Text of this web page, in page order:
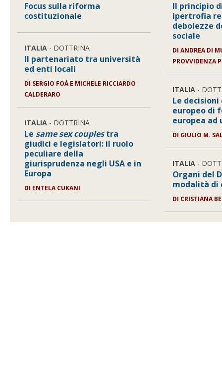
Focus sulla riforma
costituzionale
ITALIA - DOTTRINA
Il partenariato tra università
ed enti locali
DI SERGIO FOÀ E MICHELE RICCIARDO
CALDERARO
ITALIA - DOTTRINA
Le same sex couplestra
giudici e legislatori: il ruolo
peculiare della
giurisprudenza negli USA e in
Europa
DI ENTELA CUKANI
Il principio
ipertrofia
debolezze
sociale
DIANDREA DI
PROVVIDENZA
ITALIA -
Le
europeo di
europea ad
DI GIULIO M.
ITALIA -
Organi del
modalità di
DI CRISTIANA